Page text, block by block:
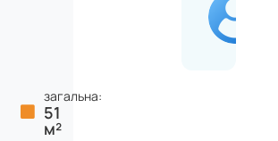
загальна:
51
м²